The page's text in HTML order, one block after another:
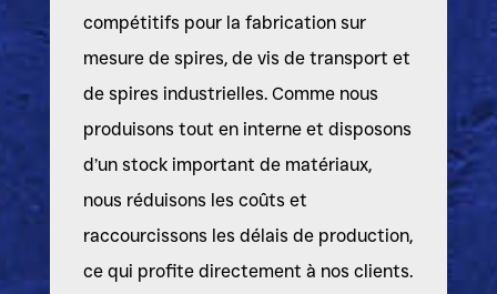
compétitifs pour la fabrication sur
mesure de spires, de vis de transport et
de spires industrielles. Comme nous
produisons tout en interne et disposons
d’un stock important de matériaux,
nous réduisons les coûts et
raccourcissons les délais de production,
ce qui profite directement à nos clients.